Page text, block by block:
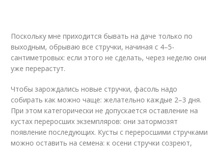
Поскольку мне приходится бывать на даче только по
выходным, обрываю все стручки, начиная с 4–5-
сантиметровых: если этого не сделать, через неделю они
уже перерастут.
Чтобы зарождались новые стручки, фасоль надо
собирать как можно чаще: желательно каждые 2–3 дня.
При этом категорически не допускается оставление на
кустах переросших экземпляров: они затормозят
появление последующих. Кусты с переросшими стручками
можно оставить на семена: к осени стручки созреют,